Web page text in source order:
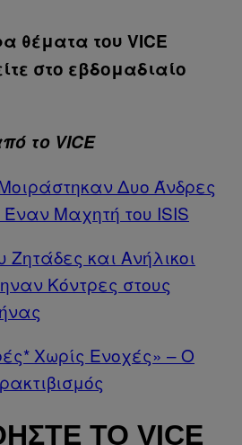
θέματα του VICE
στο εβδομαδιαίο
το VICE
Δυο Άνδρες
Έναν Μαχητή του ISIS
και Ανήλικοι
Κόντρες στους
Χωρίς Ενοχές» – Ο
ΤΟ VICE